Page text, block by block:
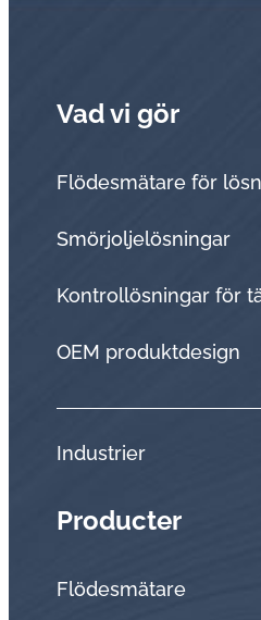
Vad vi gör
Flödesmätare för
Smörjoljelösningar
Kontrollösningar för
OEM produktdesign
Industrier
Producter
Flödesmätare